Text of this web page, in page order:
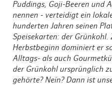
Puddings, Goji-Beeren und
nennen - verteidigt ein
hunderten Jahren seinen
Speisekarten: der Grünkohl.
Herbstbeginn dominiert er
Alltags- als auch
der Grünkohl ursprünglich
gehörte? Nein? Dann ist